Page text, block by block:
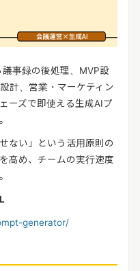
事録の後処理、MVP設
計、営業・マーケティン
ーズで即使える生成AIプ
ない」という活用原則の
高め、チームの実行速度
generator/